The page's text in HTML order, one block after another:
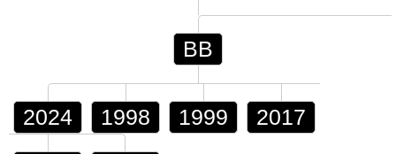
BB
2024 1998 1999 2017